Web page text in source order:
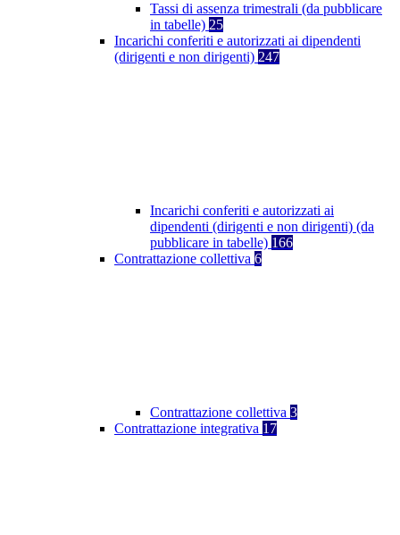
Tassi di assenza trimestrali (da pubblicare
in tabelle) 25
Incarichi conferiti e autorizzati ai dipendenti
(dirigenti e non dirigenti) 247
Incarichi conferiti e autorizzati ai
dipendenti (dirigenti e non dirigenti) (da
pubblicare in tabelle) 166
Contrattazione collettiva 6
Contrattazione collettiva 3
Contrattazione integrativa 17